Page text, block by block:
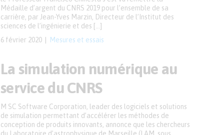
6 février 2020 Mesures et essais
Médaille d’argent du CNRS 2019 pour l’ensemble de sa
carrière, par Jean-Yves Marzin, Directeur de l’Institut des
sciences de l’ingénierie et des […]
La simulation numérique au
service du CNRS
M SC Software Corporation, leader des logiciels et solutions
de simulation permettant d’accélérer les méthodes de
conception de produits innovants, annonce que les chercheurs